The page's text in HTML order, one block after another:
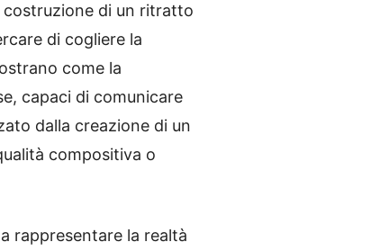
di un ritratto
di cogliere la
come la
capaci di comunicare
dalla creazione di un
compositiva o
rappresentare la realtà